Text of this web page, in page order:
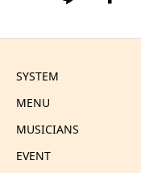
SYSTEM
MENU
MUSICIANS
EVENT